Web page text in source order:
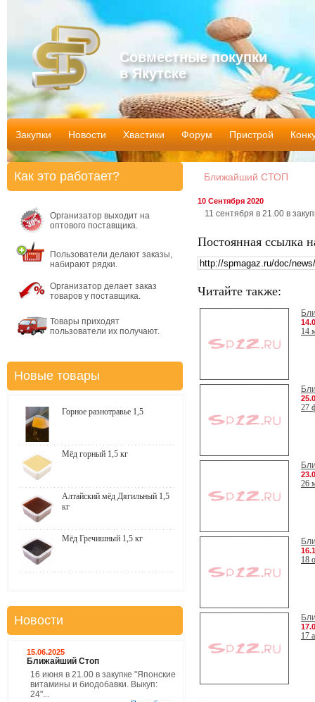
Совместные покупки
в Якутске
Закупки Новости Хвастики Форум Пристрой
Ближайший СТОП
10 Сентября 2020
11 сентября в 21.00 в
Постоянная ссылка
Читайте также:
14
27
26
18
17
Как это работает?
Организатор выходит на
оптового поставщика.
Пользователи делают заказы,
набирают рядки.
Организатор делает заказ
товаров у поставщика.
Товары приходят
пользователи их получают.
Новые товары
Горное разнотравье 1,5
Мёд горный 1,5 кг
Алтайский мёд Дягильный 1,5
кг
Мёд Гречишный 1,5 кг
Новости
15.06.2025
Ближайший Стоп
16 июня в 21.00 в закупке "Японские
витамины и биодобавки. Выкуп:
24"...